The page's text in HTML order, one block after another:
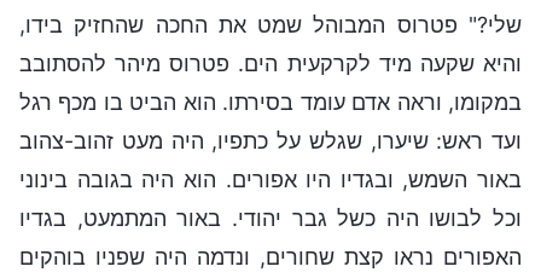
שלי?" פטרוס המבוהל שמט את החכה שהחזיק בידו,
והיא שקעה מיד לקרקעית הים. פטרוס מיהר להסתובב
במקומו, וראה אדם עומד בסירתו. הוא הביט בו מכף רגל
ועד ראש: שיערו, שגלש על כתפיו, היה מעט זהוב-צהוב
באור השמש, ובגדיו היו אפורים. הוא היה בגובה בינוני
וכל לבושו היה כשל גבר יהודי. באור המתמעט, בגדיו
האפורים נראו קצת שחורים, ונדמה היה שפניו בוהקים